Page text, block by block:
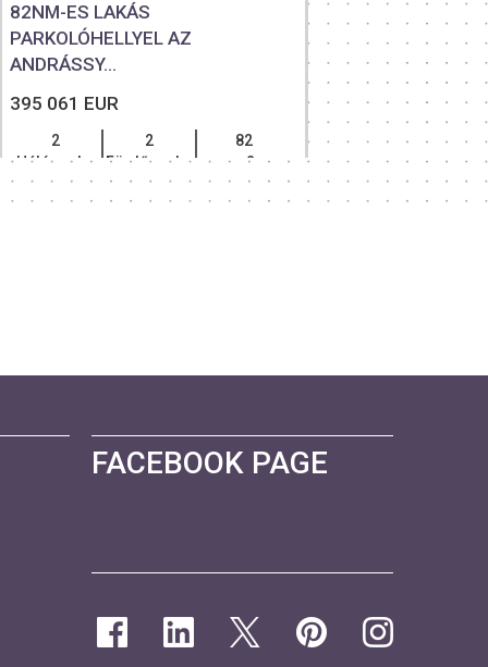
82NM-ES LAKÁS
PARKOLÓHELLYEL AZ
ANDRÁSSY...
395 061 EUR
2
Hálószoba
2
Fürdőszoba
82
m2
LAKÁS
389 574
FACEBOOK PAGE